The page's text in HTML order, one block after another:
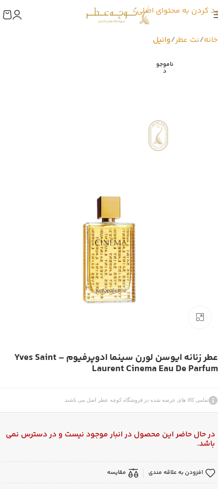
رد کردن به محتوای اصلی
خانه نت عطر وانیل
ناموجو
د
عطر زنانه ایوسن لورن سینما ادوپرفیوم – Yves Saint
Laurent Cinema Eau De Parfum
تمامی کالا های عرضه شده در فروشگاه کوچه عطر اصل می باشند.
در حال حاضر این محصول در انبار موجود نیست و در دسترس نمی
باشد.
افزودن به علاقه مندی مقایسه